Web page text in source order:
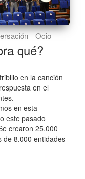
Ocio
qué?
en la canción
en el
en esta
este pasado
crearon 25.000
de 8.000 entidades